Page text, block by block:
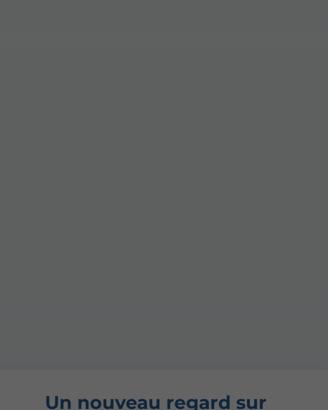
Un nouveau regard sur